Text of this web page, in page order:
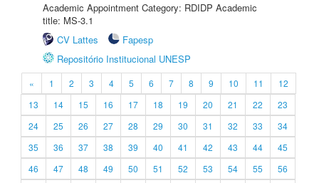
Academic Appointment Category: RDIDP Academic
title: MS-3.1
CV Lattes
Fapesp
Repositório Institucional UNESP
« 1 2 3 4 5 6 7 8 9 10 11
12
13
14 15 16 17 18 19 20 21 22
23
24
25 26 27 28 29 30 31 32 33
34
35
36 37 38 39 40 41 42 43 44
45
46
47 48 49 50 51 52 53 54 55
56